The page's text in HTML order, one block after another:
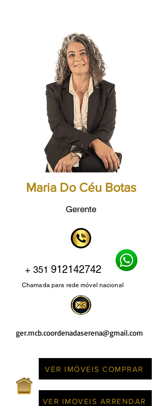
Maria Do Céu Botas
Gerente
+ 351 912142742
Chamada para rede móvel nacional
ger.mcb.coordenadaserena@gmail.com
VER IMÓVEIS COMPRAR
VER IMOVEIS ARRENDAR